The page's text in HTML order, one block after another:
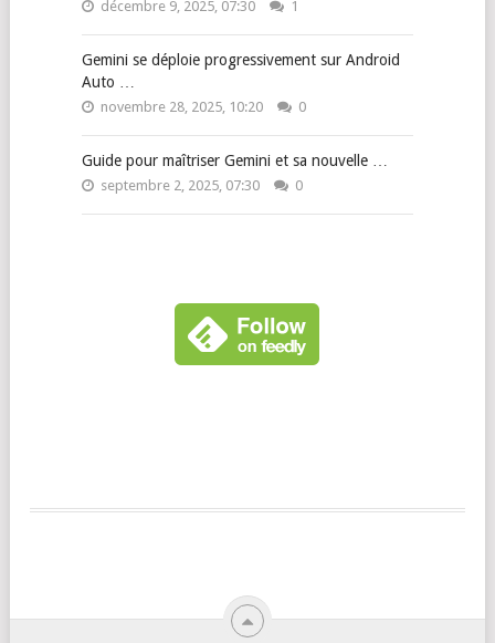
décembre 9, 2025, 07:30 1
Gemini se déploie progressivement sur Android
Auto …
novembre 28, 2025, 10:20 0
Guide pour maîtriser Gemini et sa nouvelle …
septembre 2, 2025, 07:30 0